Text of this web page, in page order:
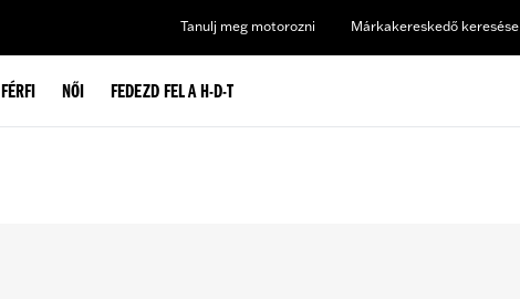
Tanulj meg motorozni Márkakereskedő keresése
FÉRFI NŐI FEDEZD FEL A H-D-T